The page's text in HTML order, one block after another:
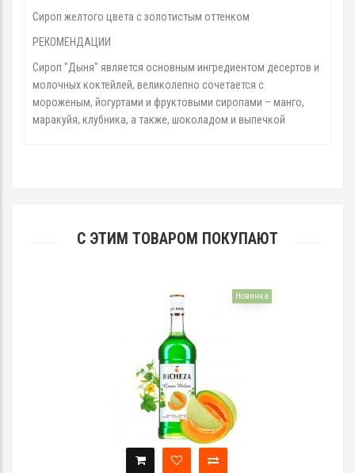
Сироп желтого цвета с золотистым оттенком
РЕКОМЕНДАЦИИ
Сироп "Дыня" является основным ингредиентом десертов и
молочных коктейлей, великолепно сочетается с
мороженым, йогуртами и фруктовыми сиропами – манго,
маракуйя, клубника, а также, шоколадом и выпечкой
С ЭТИМ ТОВАРОМ ПОКУПАЮТ
Новинка